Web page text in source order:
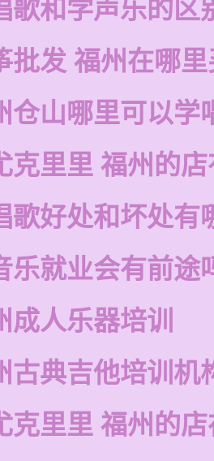
歌和学声乐的区
批发 福州在哪
仓山哪里可以学
克里里 福州的
歌好处和坏处有
乐就业会有前途
成人乐器培训
古典吉他培训机
克里里 福州的